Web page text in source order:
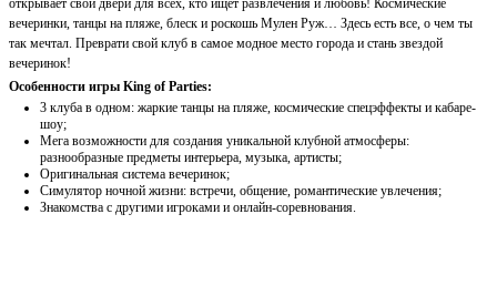
открывает свои двери для всех, кто ищет развлечения и любовь! Космические
вечеринки, танцы на пляже, блеск и роскошь Мулен Руж… Здесь есть все, о чем ты
так мечтал. Преврати свой клуб в самое модное место города и стань звездой
вечеринок!
Особенности игры King of Parties:
3 клуба в одном: жаркие танцы на пляже, космические спецэффекты и кабаре-
шоу;
Мега возможности для создания уникальной клубной атмосферы:
разнообразные предметы интерьера, музыка, артисты;
Оригинальная система вечеринок;
Симулятор ночной жизни: встречи, общение, романтические увлечения;
Знакомства с другими игроками и онлайн-соревнования.